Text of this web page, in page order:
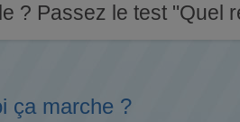
? Passez le test "Quel
ça marche ?